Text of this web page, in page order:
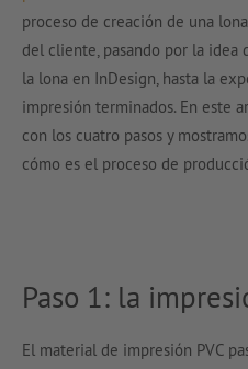
proceso de creación de una
del cliente, pasando por la idea
la lona en InDesign, hasta la
impresión terminados. En este
con los cuatro pasos y
cómo es el proceso de
Paso 1: la
El material de impresión PVC